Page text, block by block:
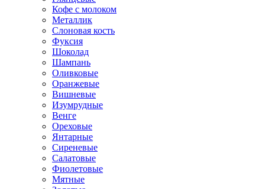
Кофе с молоком
Металлик
Слоновая кость
Фуксия
Шоколад
Шампань
Оливковые
Оранжевые
Вишневые
Изумрудные
Венге
Ореховые
Янтарные
Сиреневые
Салатовые
Фиолетовые
Мятные